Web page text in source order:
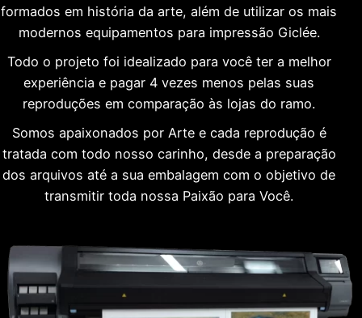
formados em história da arte, além de utilizar os mais
modernos equipamentos para impressão Giclée.
Todo o projeto foi idealizado para você ter a melhor
experiência e pagar 4 vezes menos pelas suas
reproduções em comparação às lojas do ramo.
Somos apaixonados por Arte e cada reprodução é
tratada com todo nosso carinho, desde a preparação
dos arquivos até a sua embalagem com o objetivo de
transmitir toda nossa Paixão para Você.